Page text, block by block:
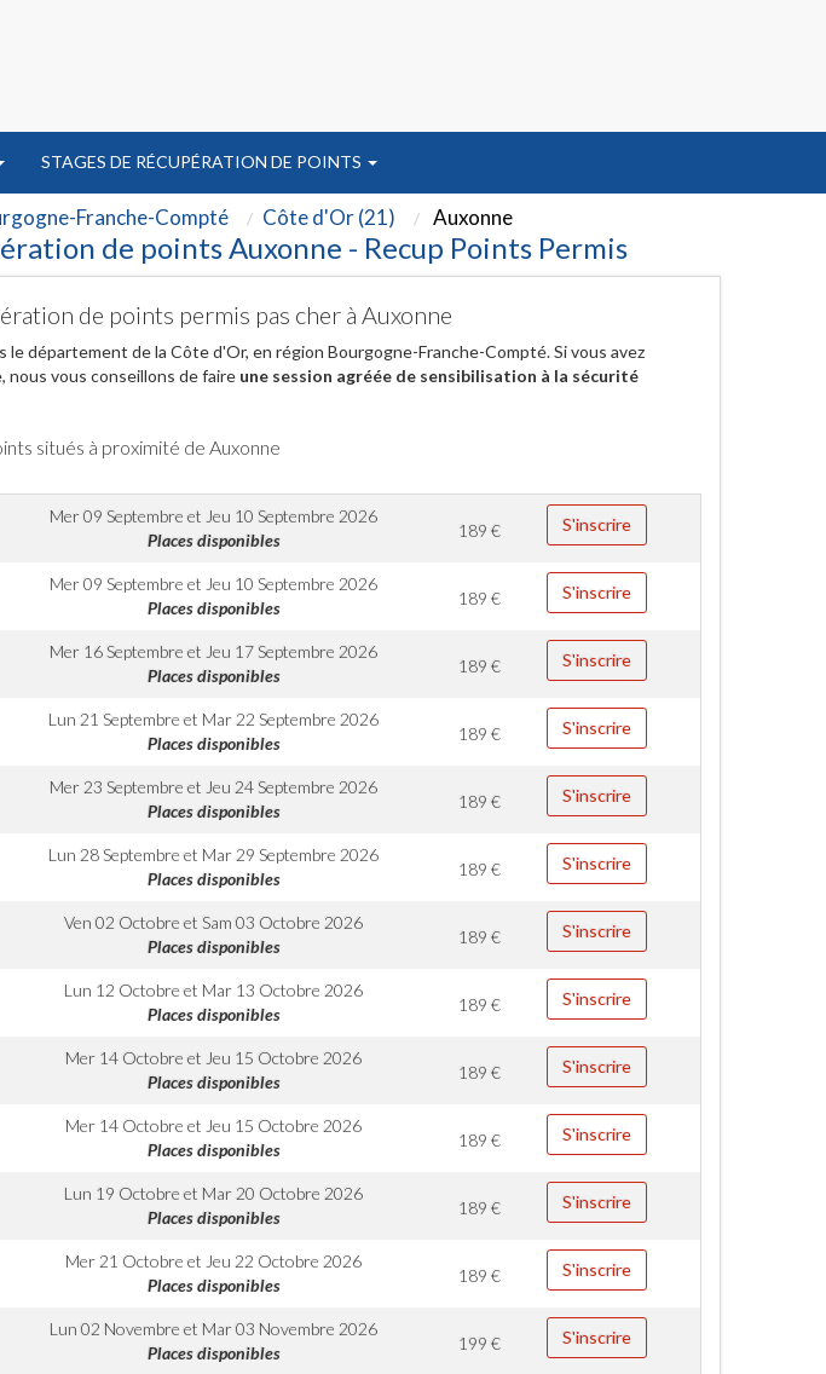
STAGES DE RÉCUPÉRATION DE POINTS
Franche-Compté Côte d'Or (21) Auxonne
de points Auxonne - Recup Points Permis
de points permis pas cher à Auxonne
département de la Côte d'Or, en région Bourgogne-Franche-Compté. Si vous avez
nous vous conseillons de faire une session agréée de sensibilisation à la sécurité
situés à proximité de Auxonne
Mer 09 Septembre et Jeu 10 Septembre 2026
Places disponibles
189€ S'inscrire
Mer 09 Septembre et Jeu 10 Septembre 2026
Places disponibles
189€ S'inscrire
Mer 16 Septembre et Jeu 17 Septembre 2026
Places disponibles
189€ S'inscrire
Lun 21 Septembre et Mar 22 Septembre 2026
Places disponibles
189€ S'inscrire
Mer 23 Septembre et Jeu 24 Septembre 2026
Places disponibles
189€ S'inscrire
Lun 28 Septembre et Mar 29 Septembre 2026
Places disponibles
189€ S'inscrire
Ven 02 Octobre etSam 03 Octobre 2026
Places disponibles
189€ S'inscrire
Lun 12 Octobre et Mar 13 Octobre 2026
Places disponibles
189€ S'inscrire
Mer 14 Octobre et Jeu 15 Octobre 2026
Places disponibles
189€ S'inscrire
Mer 14 Octobre et Jeu 15 Octobre 2026
Places disponibles
189€ S'inscrire
Lun 19 Octobre et Mar 20 Octobre 2026
Places disponibles
189€ S'inscrire
Mer 21 Octobre et Jeu 22 Octobre 2026
Places disponibles
189€ S'inscrire
Lun 02 Novembre et Mar 03 Novembre 2026
Places disponibles
199€ S'inscrire